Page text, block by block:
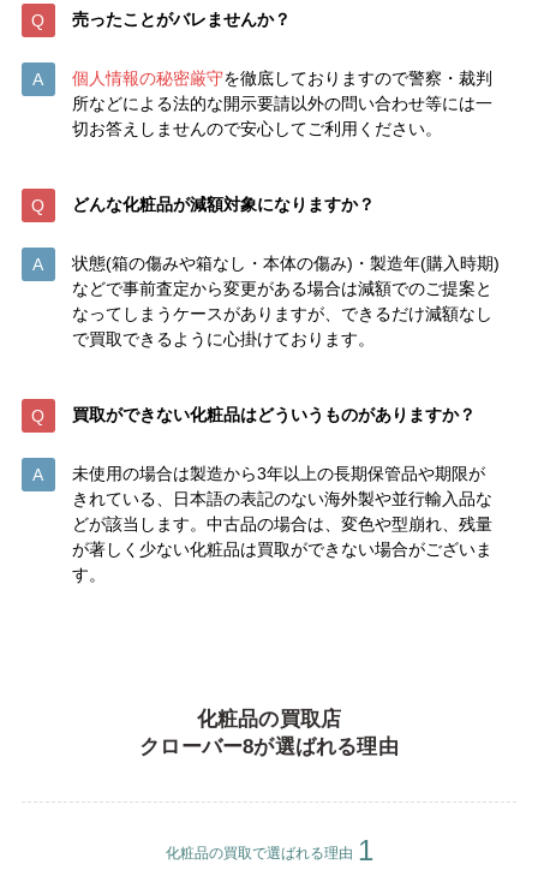
売ったことがバレませんか？
個人情報の秘密厳守を徹底しておりますので警察・裁判
所などによる法的な開示要請以外の問い合わせ等には一
切お答えしませんので安心してご利用ください。
どんな化粧品が減額対象になりますか？
状態(箱の傷みや箱なし・本体の傷み)・製造年(購入時期)
などで事前査定から変更がある場合は減額でのご提案と
なってしまうケースがありますが、できるだけ減額なし
で買取できるように心掛けております。
買取ができない化粧品はどういうものがありますか？
未使用の場合は製造から3年以上の長期保管品や期限が
きれている、日本語の表記のない海外製や並行輸入品な
どが該当します。中古品の場合は、変色や型崩れ、残量
が著しく少ない化粧品は買取ができない場合がございま
す。
化粧品の買取店
クローバー8が選ばれる理由
化粧品の買取で選ばれる理由